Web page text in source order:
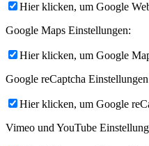
Hier klicken, um Google
Google Maps Einstellungen:
Hier klicken, um Google
Google reCaptcha
Hier klicken, um Google
Vimeo und YouTube